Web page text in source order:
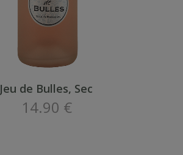
Jeu de Bulles, Sec
14.90 €